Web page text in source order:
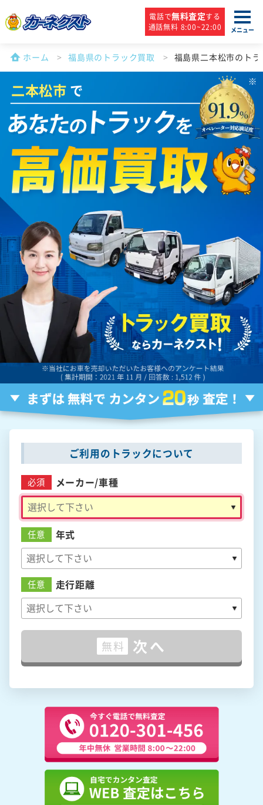
電話で無料査定する
通話無料 8:00~22:00
メニュー
ホーム 福島県のトラック買取 福島県二本松市のト
二本松市 で
ご利用のトラックについて
必須 メーカー/車種
任意 年式
任意 走行距離
無料 次へ